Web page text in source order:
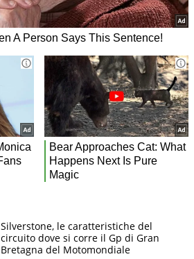
Silverstone, le caratteristiche del
circuito dove si corre il Gp di Gran
Bretagna del Motomondiale